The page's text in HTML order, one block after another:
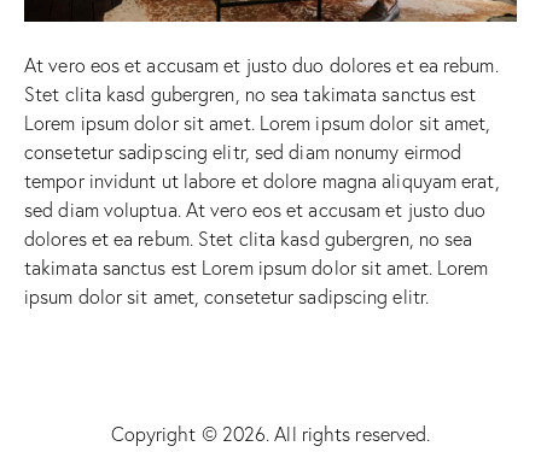
At vero eos et accusam et justo duo dolores et ea rebum.
Stet clita kasd gubergren, no sea takimata sanctus est
Lorem ipsum dolor sit amet. Lorem ipsum dolor sit amet,
consetetur sadipscing elitr, sed diam nonumy eirmod
tempor invidunt ut labore et dolore magna aliquyam erat,
sed diam voluptua. At vero eos et accusam et justo duo
dolores et ea rebum. Stet clita kasd gubergren, no sea
takimata sanctus est Lorem ipsum dolor sit amet. Lorem
ipsum dolor sit amet, consetetur sadipscing elitr.
Copyright © 2026. All rights reserved.